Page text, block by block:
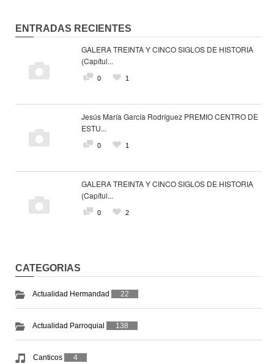
ENTRADAS RECIENTES
GALERA TREINTA Y CINCO SIGLOS DE HISTORIA
(Capítul...
0 1
Jesús María García Rodríguez PREMIO CENTRO DE
ESTU...
0 1
GALERA TREINTA Y CINCO SIGLOS DE HISTORIA
(Capítul...
0 2
CATEGORIAS
Actualidad Hermandad 22
Actualidad Parroquial 138
Canticos 4